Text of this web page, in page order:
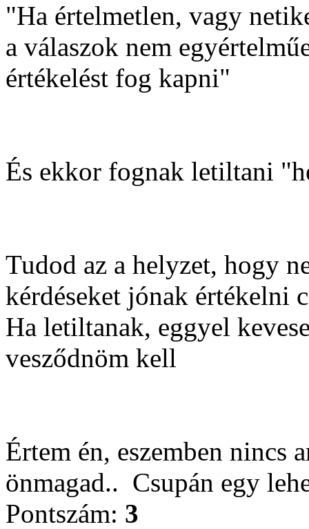
"Ha értelmetlen, vagy
a válaszok nem
értékelést fog kapni"
És ekkor fognak letiltani
Tudod az a helyzet, hogy
kérdéseket jónak értékelni
Ha letiltanak, eggyel
vesződnöm kell
Értem én, eszemben nincs
önmagad.. Csupán egy
Pontszám: 3